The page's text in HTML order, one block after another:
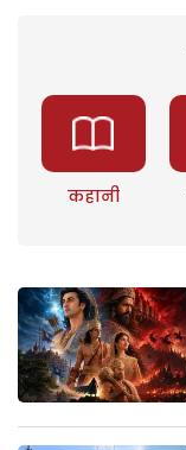
कहानी